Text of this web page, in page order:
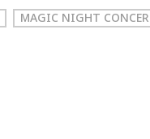
MAGIC NIGHT